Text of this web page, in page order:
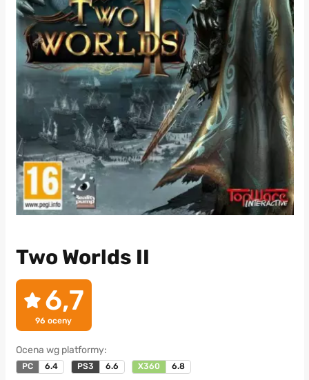
Two Worlds II
6,7
96 oceny
Ocena wg platformy:
PC 6.4 PS3 6.6 X360 6.8